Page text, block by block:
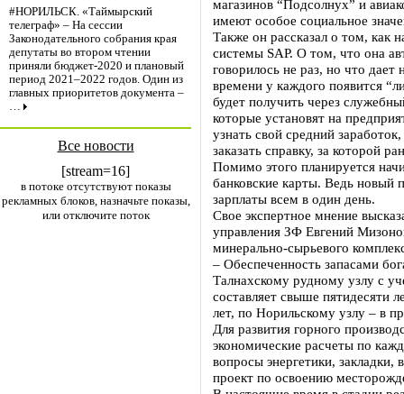
#НОРИЛЬСК. «Таймырский
телеграф» – На сессии
Законодательного собрания края
депутаты во втором чтении
приняли бюджет-2020 и плановый
период 2021–2022 годов. Один из
главных приоритетов документа –
…
Все новости
[stream=16]
в потоке отсутствуют показы
рекламных блоков, назначьте показы,
или отключите поток
магазинов “Подсолнух” и
имеют особое социальное
Также он рассказал о том, как
системы SAP. О том, что она
говорилось не раз, но что
времени у каждого появится
будет получить через
которые установят на
узнать свой средний
заказать справку, за которой
Помимо этого планируется
банковские карты. Ведь новый
зарплаты всем в один день.
Свое экспертное мнение
управления ЗФ Евгений
минерально-сырьевого
– Обеспеченность запасами
Талнахскому рудному узлу с
составляет свыше пятидесяти
лет, по Норильскому узлу – в
Для развития горного
экономические расчеты по
вопросы энергетики,
проект по освоению